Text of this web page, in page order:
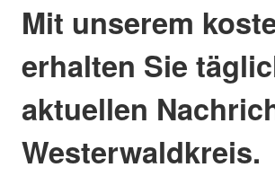
Mit unserem
erhalten Sie
aktuellen
Westerwaldkreis.